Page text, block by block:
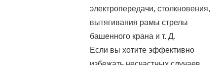
электропередачи, столкновения,
вытягивания рамы стрелы
башенного крана и т. Д.
Если вы хотите эффективно